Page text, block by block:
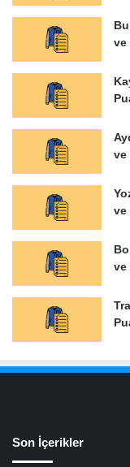
ve
ve
ve
ve
Son İçerikler